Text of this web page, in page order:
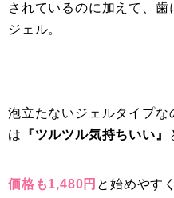
されているのに加えて、
ジェル。
泡立たないジェルタイプ
は
『ツルツル気持ちいい』
価格も1,480円 と始めやす